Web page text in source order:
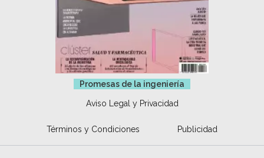
Promesas de la ingeniería
Aviso Legal y Privacidad
Términos y Condiciones Publicidad